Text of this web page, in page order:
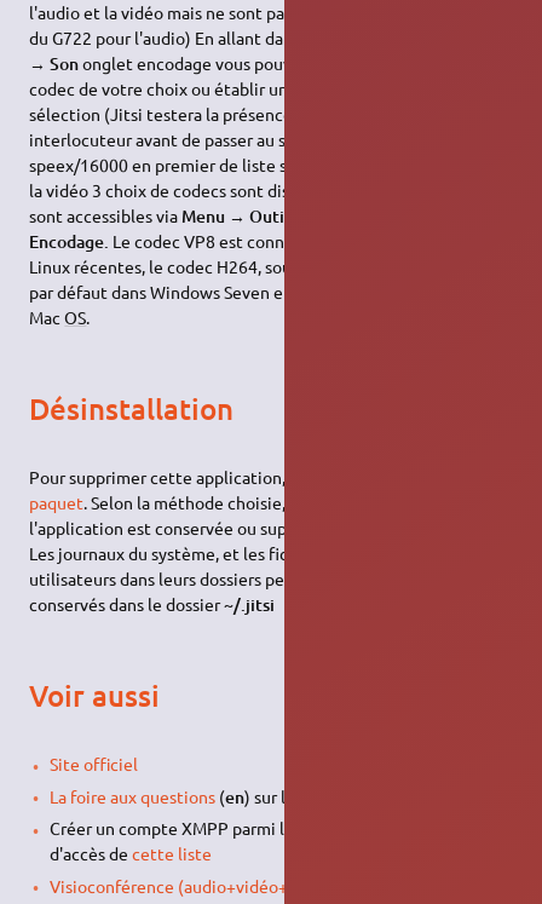
l'audio et la vidéo mais ne sont pas forcément les meilleurs (cas
du G722 pour l'audio) En allant dans
→Sononglet encodage vous pouvez cochez ou décochez les
codec de votre choix ou établir un autre ordre préférentiel de
sélection (Jitsi testera la présence de ce codec chez votre
interlocuteur avant de passer au suivant). Il semble que un
speex/16000 en premier de liste soit un bon compromis. Pour
la vidéo 3 choix de codecs sont disponibles pour le moment, ils
sont accessibles via Menu →Outils
Encodage. Le codec VP8 est connu de toutes les distributions
Linux récentes, le codec H264, soumis à redevance, est présent
par défaut dans Windows Seven et Windows 8 ainsi que dans
MacOS.
Désinstallation
Pour supprimer cette application, il suffit de
paquet. Selon la méthode choisie, la configuration globale de
l'application est conservée ou supprimée.
Les journaux du système, et les fichiers de préférence des
utilisateurs dans leurs dossiers personnels sont toujours
conservés dans le dossier~/.jitsi
Voir aussi
Site officiel
La foire aux questions(en) sur le site du projet
Créer un compte XMPP parmi l'un de ces fournisseurs
d'accès de cette liste
Visioconférence (audio+vidéo+messagerie instantanée)